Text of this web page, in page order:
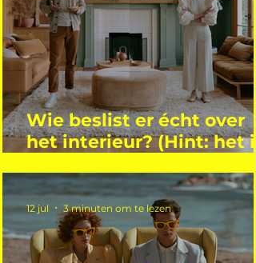
Wie beslist er écht over
het interieur? (Hint: het is
12 jul 3 minuten om te lezen